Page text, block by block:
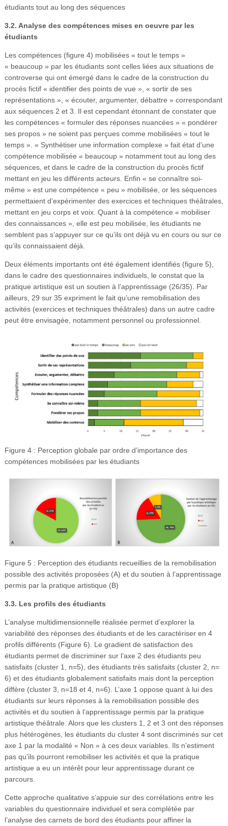
étudiants tout au long des séquences
3.2. Analyse des compétences mises en oeuvre par les
étudiants
Les compétences (figure 4) mobilisées « tout le temps »
« beaucoup » par les étudiants sont celles liées aux situations de
controverse qui ont émergé dans le cadre de la construction du
procès fictif « identifier des points de vue », « sortir de ses
représentations », « écouter, argumenter, débattre » correspondant
aux séquences 2 et 3. Il est cependant étonnant de constater que
les compétences « formuler des réponses nuancées » « pondérer
ses propos » ne soient pas perçues comme mobilisées « tout le
temps ». « Synthétiser une information complexe » fait état d’une
compétence mobilisée « beaucoup » notamment tout au long des
séquences, et dans le cadre de la construction du procès fictif
mettant en jeu les différents acteurs. Enfin « se connaître soi-
même » est une compétence « peu » mobilisée, or les séquences
permettaient d’expérimenter des exercices et techniques théâtrales,
mettant en jeu corps et voix. Quant à la compétence « mobiliser
des connaissances », elle est peu mobilisée, les étudiants ne
semblent pas s’appuyer sur ce qu’ils ont déjà vu en cours ou sur ce
qu’ils connaissaient déjà.
Deux éléments importants ont été également identifiés (figure 5),
dans le cadre des questionnaires individuels, le constat que la
pratique artistique est un soutien à l’apprentissage (26/35). Par
ailleurs, 29 sur 35 expriment le fait qu’une remobilisation des
activités (exercices et techniques théâtrales) dans un autre cadre
peut être envisagée, notamment personnel ou professionnel.
Figure 4 : Perception globale par ordre d’importance des
compétences mobilisées par les étudiants
Figure 5 : Perception des étudiants recueillies de la remobilisation
possible des activités proposées (A) et du soutien à l’apprentissage
permis par la pratique artistique (B)
3.3. Les profils des étudiants
L’analyse multidimensionnelle réalisée permet d’explorer la
variabilité des réponses des étudiants et de les caractériser en 4
profils différents (Figure 6). Le gradient de satisfaction des
étudiants permet de discriminer sur l’axe 2 des étudiants peu
satisfaits (cluster 1, n=5), des étudiants très satisfaits (cluster 2, n=
6) et des étudiants globalement satisfaits mais dont la perception
diffère (cluster 3, n=18 et 4, n=6). L’axe 1 oppose quant à lui des
étudiants sur leurs réponses à la remobilisation possible des
activités et du soutien à l’apprentissage permis par la pratique
artistique théâtrale. Alors que les clusters 1, 2 et 3 ont des réponses
plus hétérogènes, les étudiants du cluster 4 sont discriminés sur cet
axe 1 par la modalité « Non » à ces deux variables. Ils n’estiment
pas qu’ils pourront remobiliser les activités et que la pratique
artistique a eu un intérêt pour leur apprentissage durant ce
parcours.
Cette approche qualitative s’appuie sur des corrélations entre les
variables du questionnaire individuel et sera complétée par
l’analyse des carnets de bord des étudiants pour affiner la